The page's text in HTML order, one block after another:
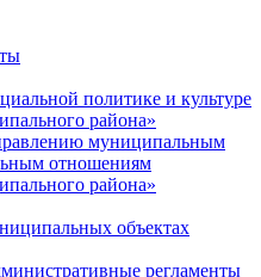
политике и культуре
района»
муниципальным
отношениям
района»
объектах
регламенты